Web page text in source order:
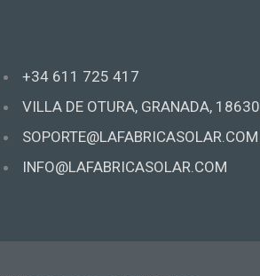
+34 611 725 417
VILLA DE OTURA, GRANADA, 18630
SOPORTE@LAFABRICASOLAR.COM
INFO@LAFABRICASOLAR.COM